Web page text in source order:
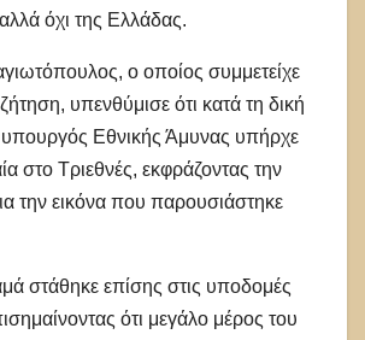
όχι της Ελλάδας.
ο οποίος συμμετείχε
υπενθύμισε ότι κατά τη δική
υπουργός Εθνικής Άμυνας υπήρχε
στο Τριεθνές, εκφράζοντας την
την εικόνα που παρουσιάστηκε
στάθηκε επίσης στις υποδομές
ότι μεγάλο μέρος του